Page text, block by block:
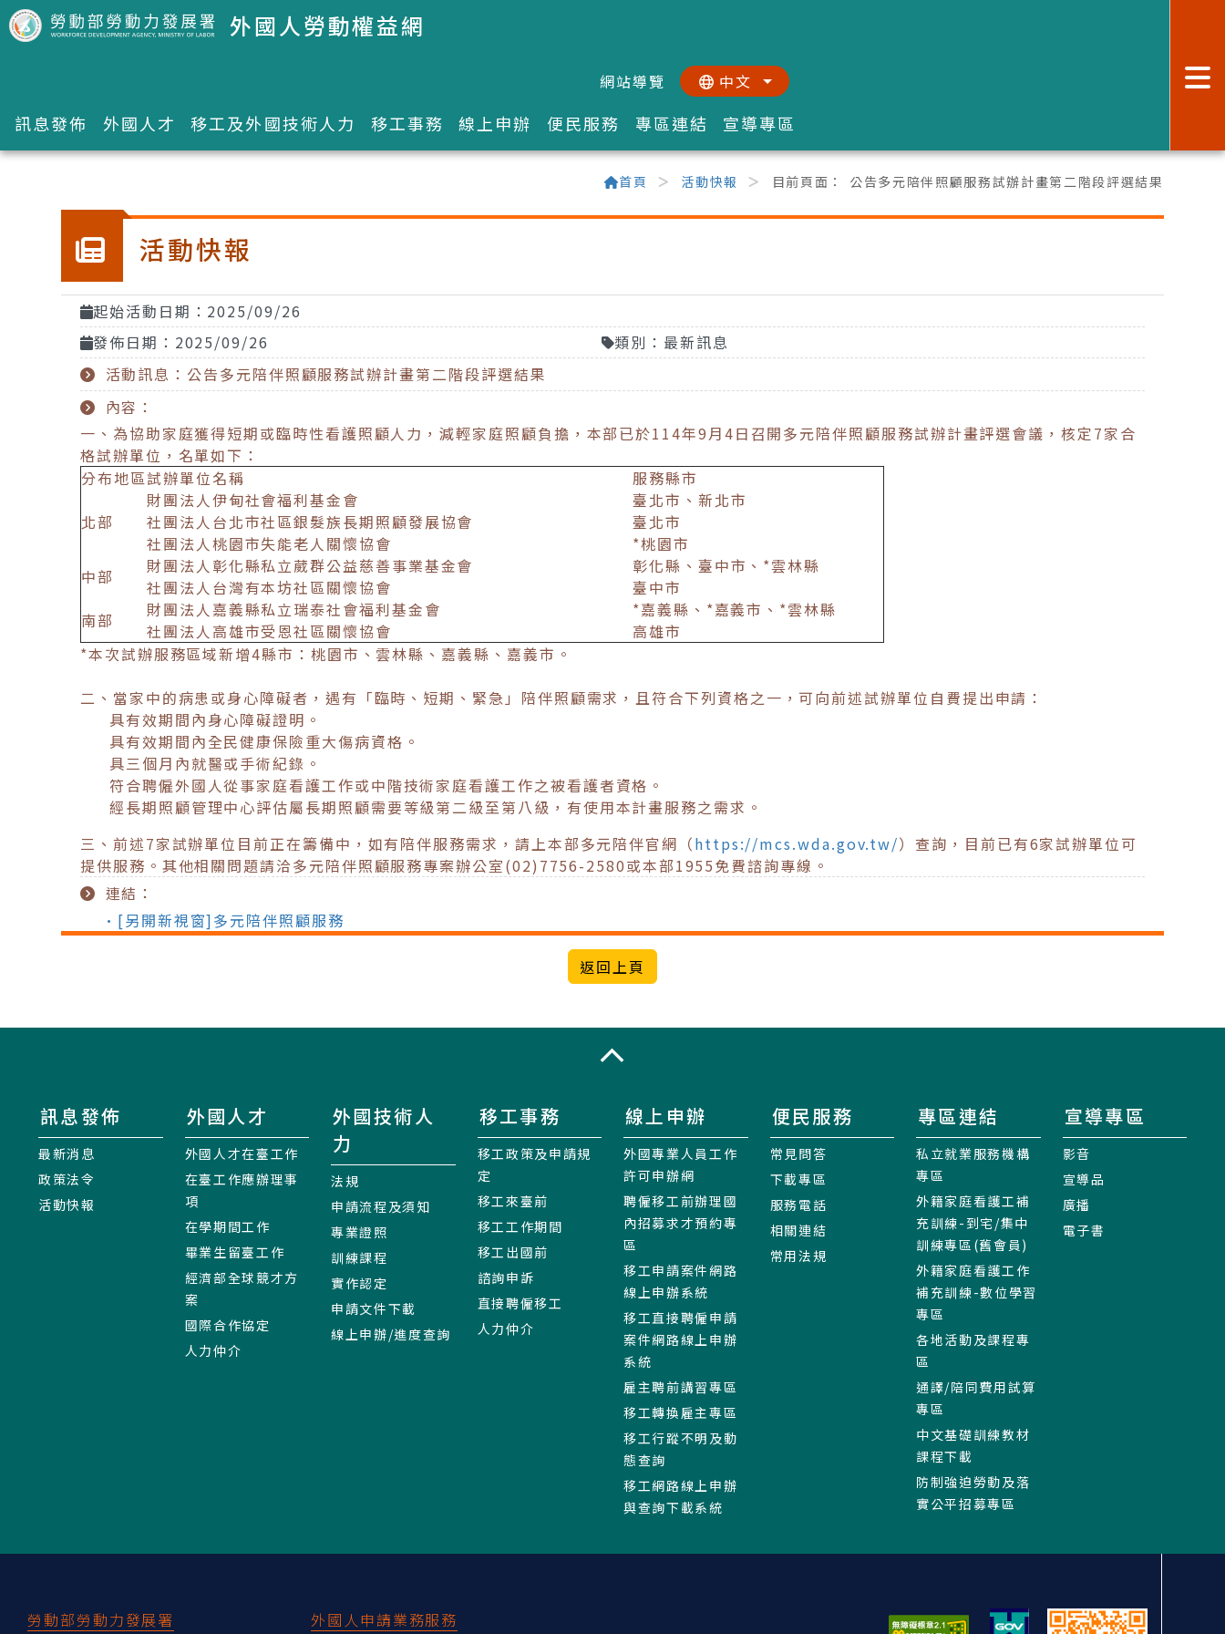
跳到主要內容區塊 外國人勞動權益網
:::網站導覽 中文
訊息發佈 外國人才 移工及外國技術人力 移工事務 線上申辦 便民服務 專區連結 宣導專區
首頁 活動快報 目前頁面： 公告多元陪伴照顧服務試辦計畫第二階段評選結果
活動快報
起始活動日期：2025/09/26
發佈日期：2025/09/26
類別：最新訊息
活動訊息：公告多元陪伴照顧服務試辦計畫第二階段評選結果
內容：
一、為協助家庭獲得短期或臨時性看護照顧人力，減輕家庭照顧負擔，本部已於114年9月4日召開多元陪伴照顧服務試辦計畫評選會議，核定7家合
格試辦單位，名單如下：
分布地區試辦單位名稱
服務縣市
北部
財團法人伊甸社會福利基金會
臺北市、新北市
社團法人台北市社區銀髮族長期照顧發展協會
臺北市
社團法人桃園市失能老人關懷協會
*桃園市
中部
財團法人彰化縣私立葳群公益慈善事業基金會
彰化縣、臺中市、*雲林縣
社團法人台灣有本坊社區關懷協會
臺中市
南部
財團法人嘉義縣私立瑞泰社會福利基金會
*嘉義縣、*嘉義市、*雲林縣
社團法人高雄市受恩社區關懷協會
高雄市
*本次試辦服務區域新增4縣市：桃園市、雲林縣、嘉義縣、嘉義市。
二、當家中的病患或身心障礙者，遇有「臨時、短期、緊急」陪伴照顧需求，且符合下列資格之一，可向前述試辦單位自費提出申請：
具有效期間內身心障礙證明。
具有效期間內全民健康保險重大傷病資格。
具三個月內就醫或手術紀錄。
符合聘僱外國人從事家庭看護工作或中階技術家庭看護工作之被看護者資格。
經長期照顧管理中心評估屬長期照顧需要等級第二級至第八級，有使用本計畫服務之需求。
三、前述7家試辦單位目前正在籌備中，如有陪伴服務需求，請上本部多元陪伴官網（https://mcs.wda.gov.tw/）查詢，目前已有6家試辦單位可
提供服務。其他相關問題請洽多元陪伴照顧服務專案辦公室(02)7756-2580或本部1955免費諮詢專線。
連結：
•[另開新視窗]多元陪伴照顧服務
訊息發佈
最新消息
政策法令
活動快報
外國人才
外國人才在臺工作
在臺工作應辦理事
項
在學期間工作
畢業生留臺工作
經濟部全球競才方
案
國際合作協定
人力仲介
外國技術人
力
法規
申請流程及須知
專業證照
訓練課程
實作認定
申請文件下載
線上申辦/進度查詢
移工事務
移工政策及申請規
定
移工來臺前
移工工作期間
移工出國前
諮詢申訴
直接聘僱移工
人力仲介
線上申辦
外國專業人員工作
許可申辦網
聘僱移工前辦理國
內招募求才預約專
區
移工申請案件網路
線上申辦系統
移工直接聘僱申請
案件網路線上申辦
系統
雇主聘前講習專區
移工轉換雇主專區
移工行蹤不明及動
態查詢
移工網路線上申辦
與查詢下載系統
便民服務
常見問答
下載專區
服務電話
相關連結
常用法規
專區連結
私立就業服務機構
專區
外籍家庭看護工補
充訓練-到宅/集中
訓練專區(舊會員)
外籍家庭看護工作
補充訓練-數位學習
專區
各地活動及課程專
區
通譯/陪同費用試算
專區
中文基礎訓練教材
課程下載
防制強迫勞動及落
實公平招募專區
宣導專區
影音
宣導品
廣播
電子書
勞動部勞動力發展署 外國人申請業務服務